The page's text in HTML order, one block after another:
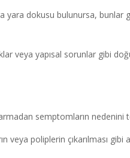
yara dokusu bulunursa, bunlar
veya yapısal sorunlar gibi
semptomların nedenini
veya poliplerin çıkarılması gibi